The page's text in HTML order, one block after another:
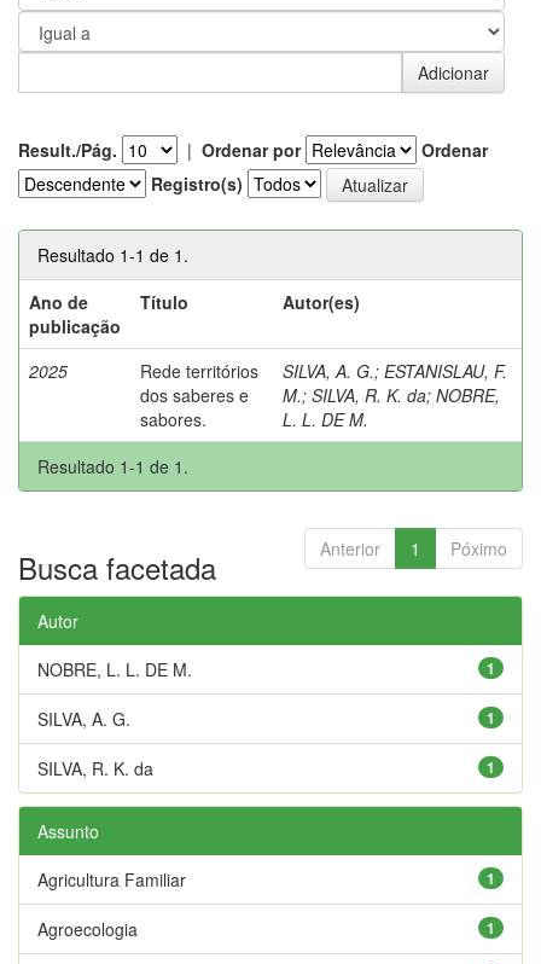
Result./Pág. | Ordenar por
Ordenar
Registro(s)
Resultado 1-1 de 1.
Ano de
publicação
Título Autor(es)
2025
Rede territórios
dos saberes e
sabores.
SILVA, A. G.; ESTANISLAU, F.
M.; SILVA, R. K. da; NOBRE,
L. L. DE M.
Resultado 1-1 de 1.
Anterior 1 Póximo
Busca facetada
Autor
1
NOBRE, L. L. DE M.
1
SILVA, A. G.
1
SILVA, R. K. da
Assunto
1
Agricultura Familiar
1
Agroecologia